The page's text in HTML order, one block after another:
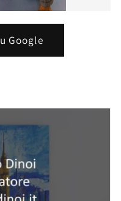
Google